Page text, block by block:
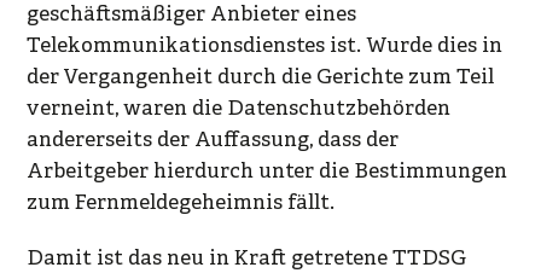
geschäftsmäßiger Anbieter eines
Telekommunikationsdienstes ist. Wurde dies in
der Vergangenheit durch die Gerichte zum Teil
verneint, waren die Datenschutzbehörden
andererseits der Auffassung, dass der
Arbeitgeber hierdurch unter die Bestimmungen
zum Fernmeldegeheimnis fällt.
Damit ist das neu in Kraft getretene TTDSG